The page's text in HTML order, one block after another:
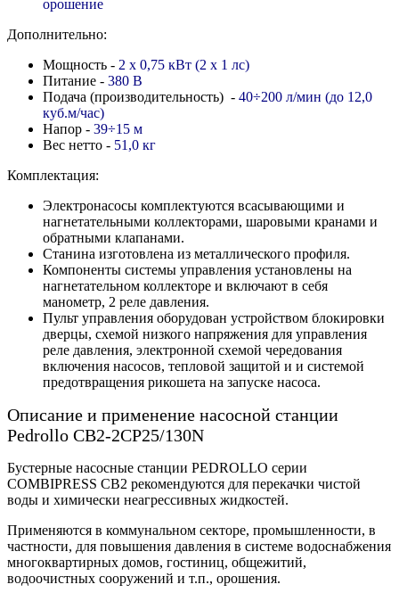
орошение
Дополнительно:
Мощность - 2 х 0,75 кВт (2 х 1 лс)
Питание - 380 В
Подача (производительность) - 40÷200 л/мин (до 12,0
куб.м/час)
Напор - 39÷15 м
Вес нетто - 51,0 кг
Комплектация:
Электронасосы комплектуются всасывающими и
нагнетательными коллекторами, шаровыми кранами и
обратными клапанами.
Станина изготовлена из металлического профиля.
Компоненты системы управления установлены на
нагнетательном коллекторе и включают в себя
манометр, 2 реле давления.
Пульт управления оборудован устройством блокировки
дверцы, схемой низкого напряжения для управления
реле давления, электронной схемой чередования
включения насосов, тепловой защитой и и системой
предотвращения рикошета на запуске насоса.
Описание и применение насосной станции
Pedrollo CB2-2CP25/130N
Бустерные насосные станции PEDROLLO серии
COMBIPRESS CB2 рекомендуются для перекачки чистой
воды и химически неагрессивных жидкостей.
Применяются в коммунальном секторе, промышленности, в
частности, для повышения давления в системе водоснабжения
многоквартирных домов, гостиниц, общежитий,
водоочистных сооружений и т.п., орошения.